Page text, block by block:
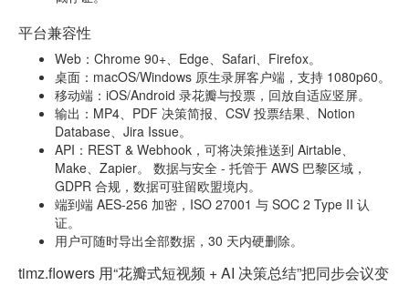
平台兼容性
Web：Chrome 90+、Edge、Safari、Firefox。
桌面：macOS/Windows 原生录屏客户端，支持 1080p60。
移动端：iOS/Android 录花瓣与投票，回放自适应竖屏。
输出：MP4、PDF 决策简报、CSV 投票结果、Notion
Database、Jira Issue。
API：REST & Webhook，可将决策推送到 Airtable、
Make、Zapier。 数据与安全 - 托管于 AWS 巴黎区域，
GDPR 合规，数据可驻留欧盟境内。
端到端 AES-256 加密，ISO 27001 与 SOC 2 Type II 认
证。
用户可随时导出全部数据，30 天内硬删除。
timz.flowers 用“花瓣式短视频 + AI 决策总结”把同步会议变